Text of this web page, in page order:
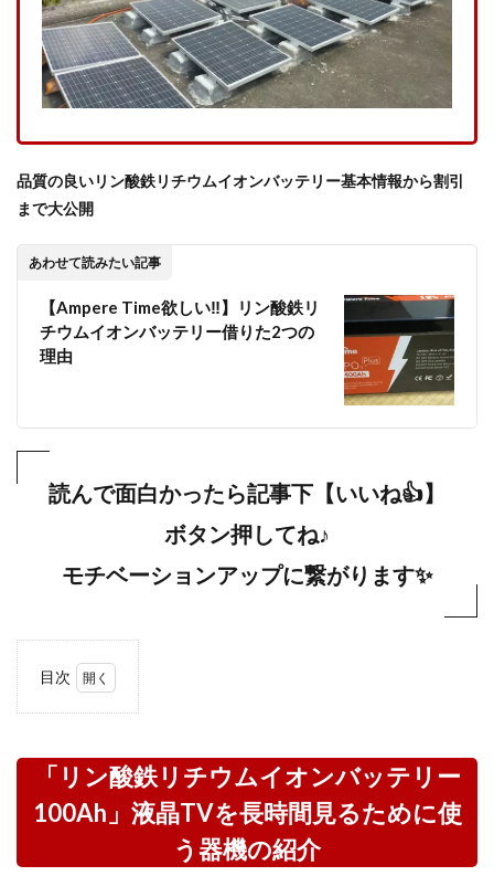
品質の良いリン酸鉄リチウムイオンバッテリー基本情報から割引
まで大公開
あわせて読みたい記事
【Ampere Time欲しい‼】リン酸鉄リ
チウムイオンバッテリー借りた2つの
理由
読んで面白かったら記事下【いいね👍】
ボタン押してね♪
モチベーションアップに繋がります✨
目次
ムイオン
バッテリ
ー
100Ah」
を長時間
「リン酸鉄リチウムイオンバッテリー
100Ah」液晶TVを長時間見るために使
う器機の紹介